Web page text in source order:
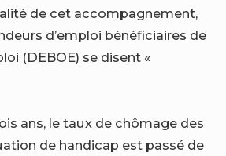
de cet accompagnement,
d’emploi bénéficiaires de
(DEBOE) se disent «
ans, le taux de chômage des
de handicap est passé de